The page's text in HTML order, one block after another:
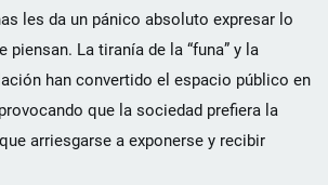
les da un pánico absoluto expresar lo
piensan. La tiranía de la “funa” y la
han convertido el espacio público en
que la sociedad prefiera la
arriesgarse a exponerse y recibir